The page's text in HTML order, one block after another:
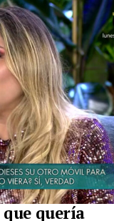
que quería